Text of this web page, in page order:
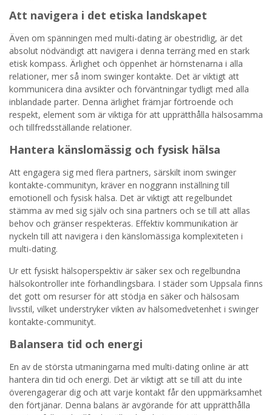
Att navigera i det etiska landskapet
Även om spänningen med multi-dating är obestridlig, är det
absolut nödvändigt att navigera i denna terräng med en stark
etisk kompass. Ärlighet och öppenhet är hörnstenarna i alla
relationer, mer så inom swinger kontakte. Det är viktigt att
kommunicera dina avsikter och förväntningar tydligt med alla
inblandade parter. Denna ärlighet främjar förtroende och
respekt, element som är viktiga för att upprätthålla hälsosamma
och tillfredsställande relationer.
Hantera känslomässig och fysisk hälsa
Att engagera sig med flera partners, särskilt inom swinger
kontakte-communityn, kräver en noggrann inställning till
emotionell och fysisk hälsa. Det är viktigt att regelbundet
stämma av med sig själv och sina partners och se till att allas
behov och gränser respekteras. Effektiv kommunikation är
nyckeln till att navigera i den känslomässiga komplexiteten i
multi-dating.
Ur ett fysiskt hälsoperspektiv är säker sex och regelbundna
hälsokontroller inte förhandlingsbara. I städer som Uppsala finns
det gott om resurser för att stödja en säker och hälsosam
livsstil, vilket understryker vikten av hälsomedvetenhet i swinger
kontakte-communityt.
Balansera tid och energi
En av de största utmaningarna med multi-dating online är att
hantera din tid och energi. Det är viktigt att se till att du inte
överengagerar dig och att varje kontakt får den uppmärksamhet
den förtjänar. Denna balans är avgörande för att upprätthålla